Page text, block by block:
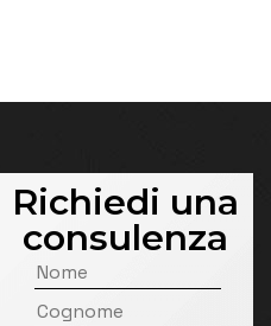
Richiedi una
consulenza